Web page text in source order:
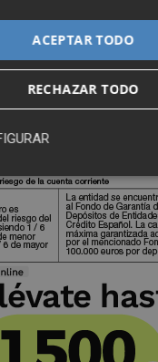
ACEPTAR TODO
RECHAZAR TODO